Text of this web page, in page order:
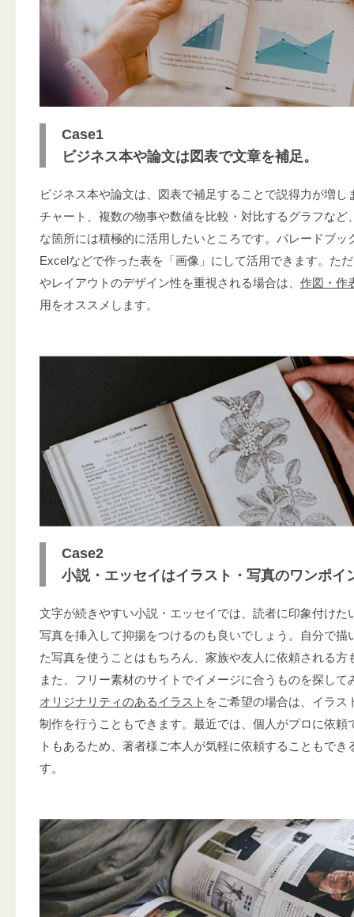
Case1
ビジネス本や論文は図表で文章を補足。
ビジネス本や論文は、図表で補足することで説得力が増し
チャート、複数の物事や数値を比較・対比するグラフなど
な箇所には積極的に活用したいところです。パレードブッ
Excelなどで作った表を「画像」にして活用できます。た
やレイアウトのデザイン性を重視される場合は、 作図・作
用をオススメします。
Case2
小説・エッセイはイラスト・写真のワンポイ
文字が続きやすい小説・エッセイでは、読者に印象付けた
写真を挿入して抑揚をつけるのも良いでしょう。自分で描
た写真を使うことはもちろん、家族や友人に依頼される方
また、フリー素材のサイトでイメージに合うものを探して
オリジナリティのあるイラスト をご希望の場合は、イラス
制作を行うこともできます。最近では、個人がプロに依頼
トもあるため、著者様ご本人が気軽に依頼することもでき
す。